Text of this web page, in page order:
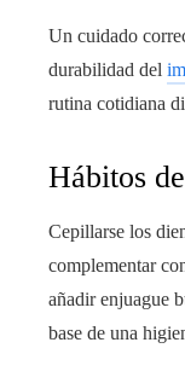
Un cuidado
durabilidad del
rutina cotidiana
Hábitos
Cepillarse los
complementar
añadir enjuague
base de una